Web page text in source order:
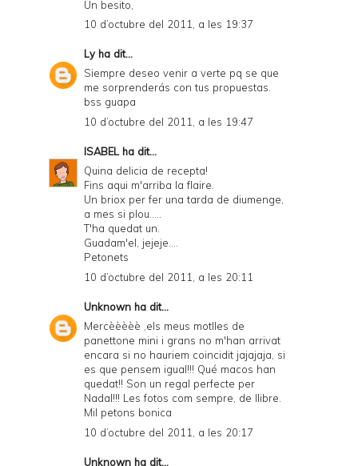
Un besito,
10 d’octubre del 2011, a les 19:37
Lyha dit...
Siempre deseo venir a verte pq se que
me sorprenderás con tus propuestas.
bss guapa
10 d’octubre del 2011, a les 19:47
ISABEL ha dit...
Quina delicia de recepta!
Fins aqui m'arriba la flaire.
Un briox per fer una tarda de diumenge,
a mes si plou.....
T'ha quedat un.
Guadam'el, jejeje....
Petonets
10 d’octubre del 2011, a les 20:11
Unknown ha dit...
Mercèèèèè ,els meus motlles de
panettone mini i grans no m'han arrivat
encara si no hauriem coincidit jajajaja, si
es que pensem igual!!! Qué macos han
quedat!! Son un regal perfecte per
Nadal!!! Les fotos com sempre, de llibre.
Mil petons bonica
10 d’octubre del 2011, a les 20:17
Unknown ha dit...